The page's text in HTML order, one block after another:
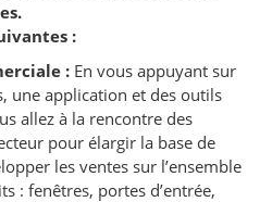
:
: En vous appuyant sur
une application et des outils
allez à la rencontre des
pour élargir la base de
les ventes sur l’ensemble
: fenêtres, portes d’entrée,